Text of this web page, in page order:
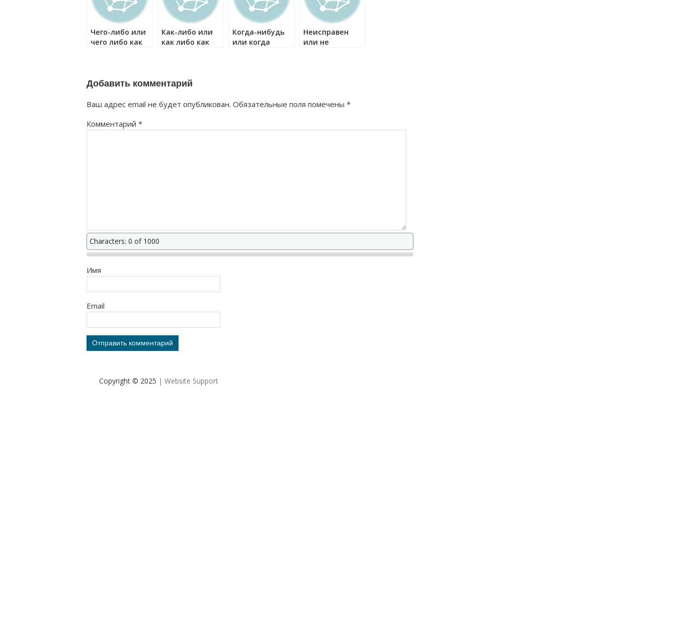
Чего-либо или
чего либо как
Как-либо или
как либо как
Когда-нибудь
или когда
Неисправен
или не
Добавить комментарий
Ваш адрес email не будет опубликован. Обязательные поля помечены *
Комментарий *
Characters: 0 of 1000
Имя
Email
Copyright © 2025 | Website Support